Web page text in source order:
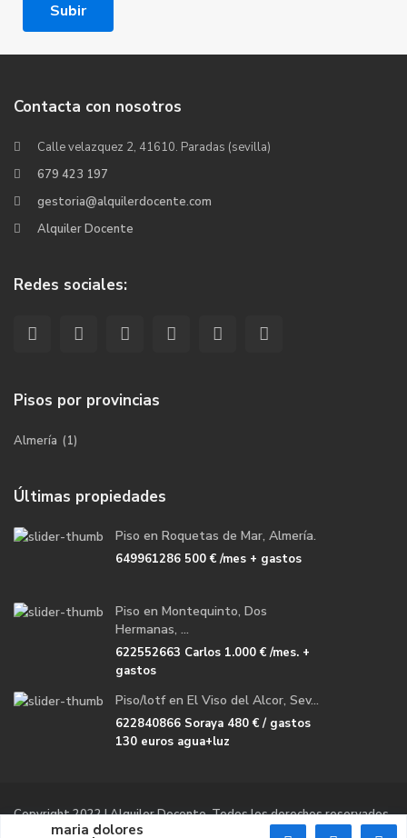
Subir
Contacta con nosotros
Calle velazquez 2, 41610. Paradas (sevilla)
679 423 197
gestoria@alquilerdocente.com
Alquiler Docente
Redes sociales:
Pisos por provincias
Almería (1)
Últimas propiedades
Piso en Roquetas de Mar, Almería.
649961286 500 €/mes + gastos
Piso en Montequinto, Dos
Hermanas, ...
622552663 Carlos 1.000 €/mes. +
gastos
Piso/lotf en El Viso del Alcor, Sev...
622840866 Soraya 480 €/ gastos
130 euros agua+luz
Copyright 2022 | Alquiler Docente. Todos los derechos reservados.
maria dolores